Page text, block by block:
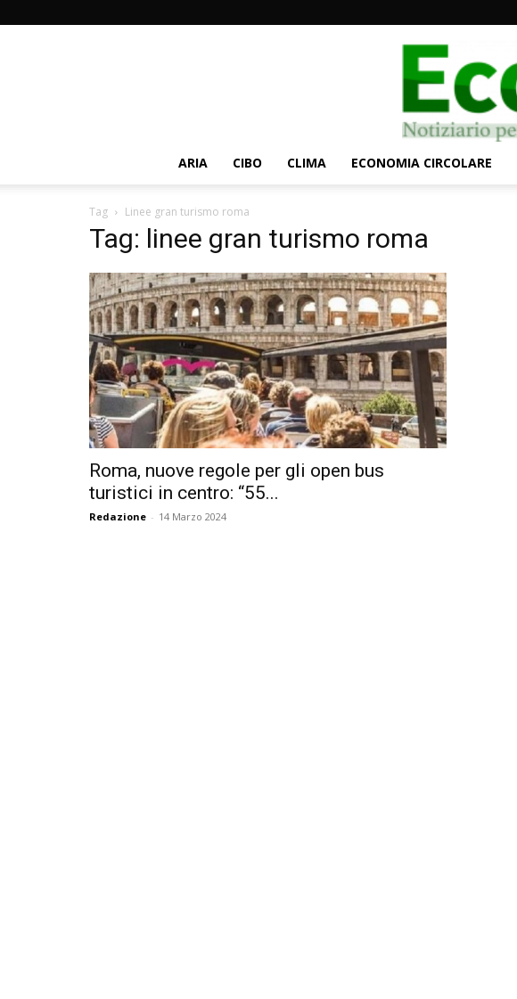
ARIA CIBO CLIMA ECONOMIA CIRCOLARE
Tag Linee gran turismo roma
Tag: linee gran turismo roma
Roma, nuove regole per gli open bus
turistici in centro: “55...
Redazione - 14 Marzo 2024